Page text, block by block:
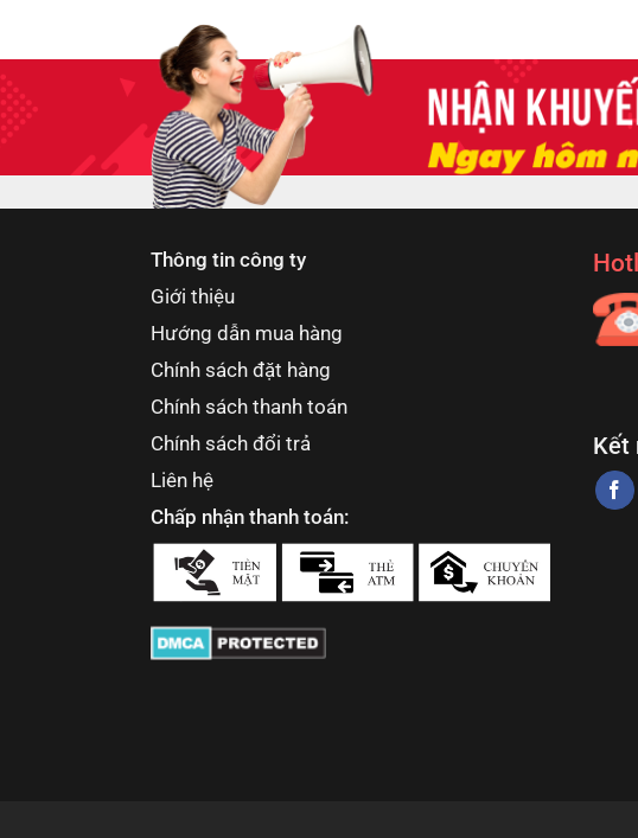
Thông tin công ty
Giới thiệu
Hướng dẫn mua hàng
Chính sách đặt hàng
Chính sách thanh toán
Chính sách đổi trả
Liên hệ
Chấp nhận thanh toán:
Kết